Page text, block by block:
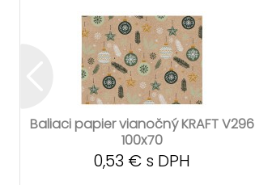
Baliaci papier vianočný KRAFT V296
100x70
0,53 € s DPH